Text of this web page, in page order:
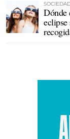
Dónde